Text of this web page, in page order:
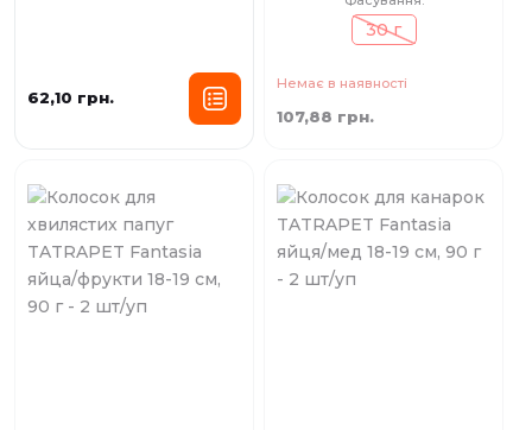
62,10 грн.
30 г
Немає в наявності
107,88 грн.